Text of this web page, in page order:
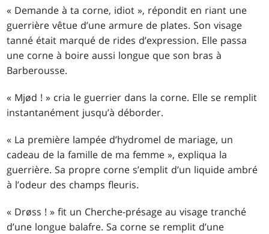
« Demande à ta corne, idiot », répondit en riant une
guerrière vêtue d’une armure de plates. Son visage
tanné était marqué de rides d’expression. Elle passa
une corne à boire aussi longue que son bras à
Barberousse.
« Mjød ! » cria le guerrier dans la corne. Elle se remplit
instantanément jusqu’à déborder.
« La première lampée d’hydromel de mariage, un
cadeau de la famille de ma femme », expliqua la
guerrière. Sa propre corne s’emplit d’un liquide ambré
à l’odeur des champs fleuris.
« Drøss ! » fit un Cherche-présage au visage tranché
d’une longue balafre. Sa corne se remplit d’une